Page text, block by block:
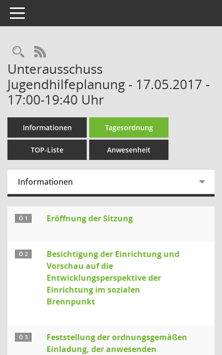
Toggle navigation
Rechercheauswahl
RSS-Feed
Unterausschuss
Jugendhilfeplanung - 17.05.2017 -
17:00-19:40 Uhr
Informationen Tagesordnung
TOP-Liste Anwesenheit
Informationen
Ö 1 Eröffnung der Sitzung
Ö 2
Besichtigung der Einrichtung und
Vorschau auf die
Entwicklungsperspektive der
Einrichtung im sozialen
Brennpunkt
Ö 3
Feststellung der ordnungsgemäßen
Einladung, der anwesenden